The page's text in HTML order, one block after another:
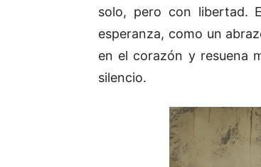
solo, pero con libertad.
esperanza, como un
en el corazón y resuena
silencio.